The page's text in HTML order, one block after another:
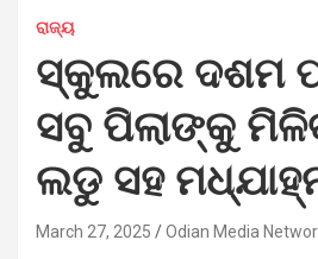
ରାଜ୍ୟ
ସ୍କୁଲରେ ଦଶମ
ସବୁ ପିଲାଙ୍କୁ
ଲଡୁ ସହ
March 27, 2025 Odian Media